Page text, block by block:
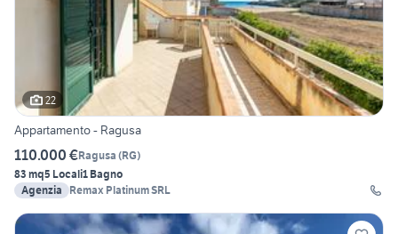
22
Appartamento - Ragusa
110.000 €Ragusa (RG)
83 mq5 Locali1 Bagno
Agenzia
Remax Platinum SRL